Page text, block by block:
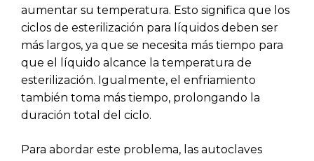
aumentar su temperatura. Esto significa que los
ciclos de esterilización para líquidos deben ser
más largos, ya que se necesita más tiempo para
que el líquido alcance la temperatura de
esterilización. Igualmente, el enfriamiento
también toma más tiempo, prolongando la
duración total del ciclo.
Para abordar este problema, las autoclaves